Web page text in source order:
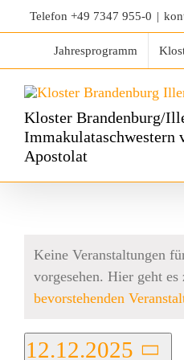
Telefon +49 7347 955-0 |
Jahresprogramm
Kloster Brandenburg/
Immakulataschwestern
Apostolat
Hinweis
Keine Veranstaltungen
vorgesehen. Hier geht es
bevorstehenden
12.12.2025